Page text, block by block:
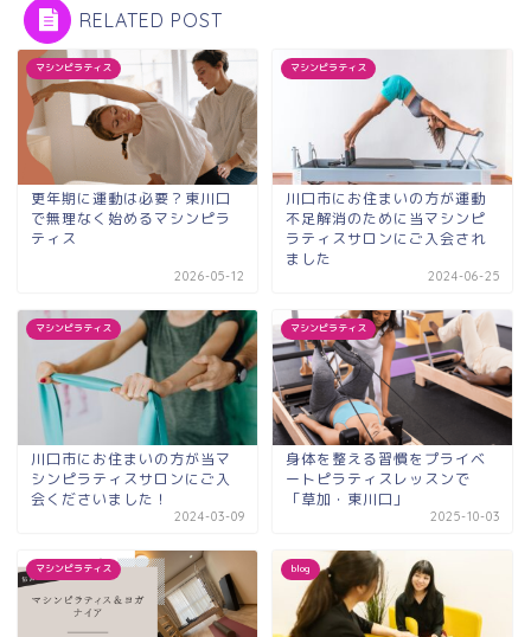
RELATED POST
マシンピラティス
更年期に運動は必要？東川口
で無理なく始めるマシンピラ
ティス
2026-05-12
マシンピラティス
川口市にお住まいの方が運動
不足解消のために当マシンピ
ラティスサロンにご入会され
ました
2024-06-25
マシンピラティス
川口市にお住まいの方が当マ
シンピラティスサロンにご入
会くださいました！
2024-03-09
マシンピラティス
身体を整える習慣をプライベ
ートピラティスレッスンで
「草加・東川口」
2025-10-03
マシンピラティス blog